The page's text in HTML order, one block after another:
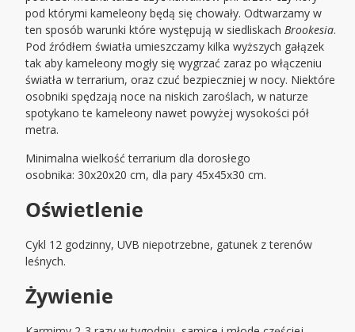
pod którymi kameleony będą się chowały. Odtwarzamy w
ten sposób warunki które występują w siedliskachBrookesia.
Pod źródłem światła umieszczamy kilka wyższych gałązek
tak aby kameleony mogły się wygrzać zaraz po włączeniu
światła w terrarium, oraz czuć bezpieczniej w nocy. Niektóre
osobniki spędzają noce na niskich zaroślach, w naturze
spotykano te kameleony nawet powyżej wysokości pół
metra.
Minimalna wielkość terrarium dla dorosłego
osobnika: 30x20x20 cm, dla pary 45x45x30 cm.
Oświetlenie
Cykl 12 godzinny, UVB niepotrzebne, gatunek z terenów
leśnych.
Żywienie